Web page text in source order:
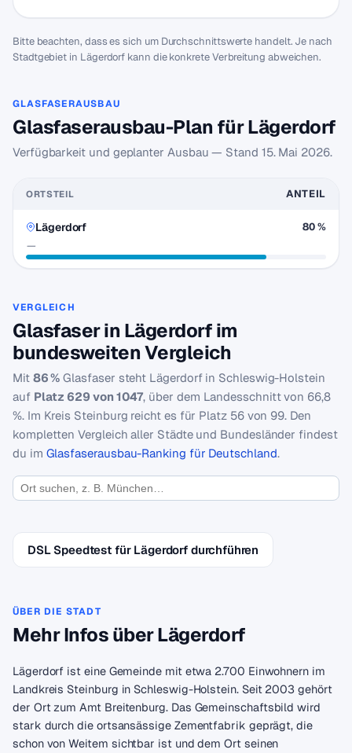
Bitte beachten, dass es sich um Durchschnittswerte handelt. Je nach
Stadtgebiet in Lägerdorf kann die konkrete Verbreitung abweichen.
GLASFASERAUSBAU
Glasfaserausbau-Plan für Lägerdorf
Verfügbarkeit und geplanter Ausbau — Stand 15. Mai 2026.
ORTSTEIL ANTEIL
Lägerdorf
—
80 %
VERGLEICH
Glasfaser in Lägerdorf im
bundesweiten Vergleich
Mit 86 % Glasfaser steht Lägerdorf in Schleswig-Holstein
auf Platz 629 von 1047, über dem Landesschnitt von 66,8
%. Im Kreis Steinburg reicht es für Platz 56 von 99. Den
kompletten Vergleich aller Städte und Bundesländer findest
du im Glasfaserausbau-Ranking für Deutschland.
DSL Speedtest für Lägerdorf durchführen
ÜBER DIE STADT
Mehr Infos über Lägerdorf
Lägerdorf ist eine Gemeinde mit etwa 2.700 Einwohnern im
Landkreis Steinburg in Schleswig-Holstein. Seit 2003 gehört
der Ort zum Amt Breitenburg. Das Gemeinschaftsbild wird
stark durch die ortsansässige Zementfabrik geprägt, die
schon von Weitem sichtbar ist und dem Ort seinen